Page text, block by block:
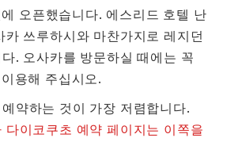
오픈했습니다. 에스리드 호텔 난
쓰루하시와 마찬가지로 레지던
. 오사카를 방문하실 때에는 꼭
용해 주십시오.
약하는 것이 가장 저렴합니다.
다이코쿠초 예약 페이지는 이쪽을